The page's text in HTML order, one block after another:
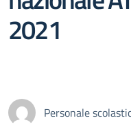
2021
Personale